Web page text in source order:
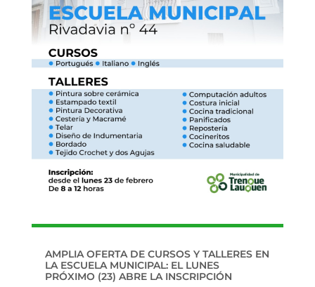
AMPLIA OFERTA DE CURSOS Y TALLERES EN
LA ESCUELA MUNICIPAL: EL LUNES
PRÓXIMO (23) ABRE LA INSCRIPCIÓN